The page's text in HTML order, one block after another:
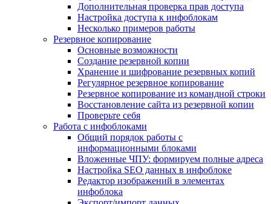
Дополнительная проверка прав доступа
Настройка доступа к инфоблокам
Несколько примеров работы
Резервное копирование
Основные возможности
Создание резервной копии
Хранение и шифрование резервных копий
Регулярное резервное копирование
Резервное копирование из командной строки
Восстановление сайта из резервной копии
Проверьте себя
Работа с инфоблоками
Общий порядок работы с
информационными блоками
Вложенные ЧПУ: формируем полные адреса
Настройка SEO данных в инфоблоке
Редактор изображений в элементах
инфоблока